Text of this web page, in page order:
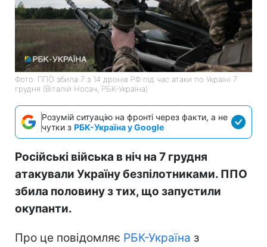
Фото: ППО збила 7 з 14 дронів РФ під час атаки по Україні 7
грудня (Віталій Носач, РБК-Україна)
Розумій ситуацію на фронті через факти, а не
чутки з РБК-Україна у Google
Російські війська в ніч на 7 грудня
атакували Україну безпілотниками. ППО
збила половину з тих, що запустили
окупанти.
Про це повідомляє РБК-Україна з